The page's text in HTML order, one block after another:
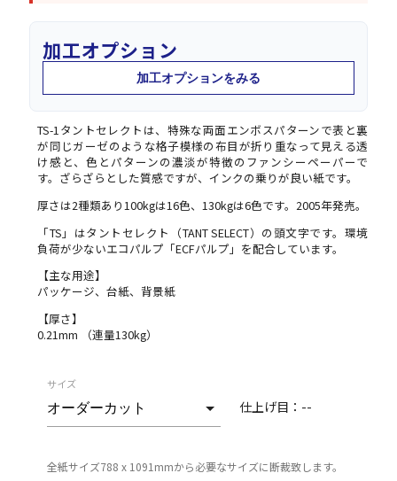
加工オプション
加工オプションをみる
TS-1タントセレクトは、特殊な両面エンボスパターンで表と裏
が同じガーゼのような格子模様の布目が折り重なって見える透
け感と、色とパターンの濃淡が特徴のファンシーペーパーで
す。ざらざらとした質感ですが、インクの乗りが良い紙です。
厚さは2種類あり100kgは16色、130kgは6色です。2005年発売。
「TS」はタントセレクト（TANT SELECT）の頭文字です。環境
負荷が少ないエコパルプ「ECFパルプ」を配合しています。
【主な用途】
パッケージ、台紙、背景紙
【厚さ】
0.21mm （連量130kg）
サイズ
仕上げ目： --
全紙サイズ788 x 1091mmから必要なサイズに断裁致します。